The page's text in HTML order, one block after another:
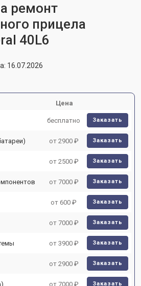
ремонт
прицела
40L6
16.07.2026
Цена
бесплатно Заказать
от 2900 ₽ Заказать
от 2500 ₽ Заказать
от 7000 ₽ Заказать
от 600 ₽ Заказать
от 7000 ₽ Заказать
от 3900 ₽ Заказать
от 2900 ₽ Заказать
от 7000 ₽ Заказать